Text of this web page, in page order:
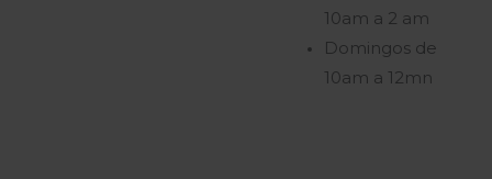
10am a 2 am
Domingos de
10am a 12mn